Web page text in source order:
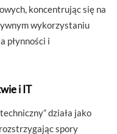
koncentrując się na
wykorzystaniu
płynności i
i IT
działa jako
spory